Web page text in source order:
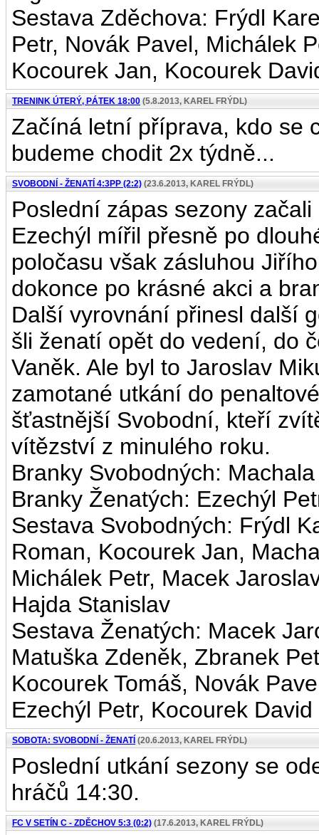
Sestava Zděchova: Frýdl
Petr, Novák Pavel, Michálek
Kocourek Jan, Kocourek
TRENINK ÚTERÝ, PÁTEK 18:00 (5.8.2013, KAREL FRÝDL)
Začíná letní příprava, kdo se
budeme chodit 2x týdně...
SVOBODNÍ - ŽENATÍ 4:3PP (2:2) (23.6.2013, KAREL FRÝDL)
Poslední zápas sezony
Ezechýl mířil přesně po
poločasu však zásluhou
dokonce po krásné akci a
Další vyrovnání přinesl další
šli ženatí opět do vedení, do
Vaněk. Ale byl to Jaroslav
zamotané utkání do
šťastnější Svobodní, kteří
vítězství z minulého roku.
Branky Svobodných:
Branky Ženatých: Ezechýl
Sestava Svobodných: Frýdl
Roman, Kocourek Jan,
Michálek Petr, Macek
Hajda Stanislav
Sestava Ženatých: Macek
Matuška Zdeněk, Zbranek
Kocourek Tomáš, Novák
Ezechýl Petr, Kocourek David
SOBOTA: SVOBODNÍ - ŽENATÍ (20.6.2013, KAREL FRÝDL)
Poslední utkání sezony se
hráčů 14:30.
FC V SETÍN C - ZDĚCHOV 5:3 (0:2) (17.6.2013, KAREL FRÝDL)